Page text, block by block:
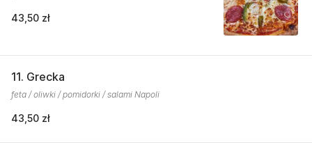
43,50 zł
11. Grecka
feta / oliwki / pomidorki / salami Napoli
43,50 zł